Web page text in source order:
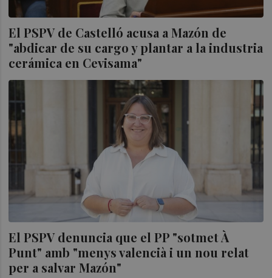
El PSPV de Castelló acusa a Mazón de
"abdicar de su cargo y plantar a la industria
cerámica en Cevisama"
El PSPV denuncia que el PP "sotmet À
Punt" amb "menys valencià i un nou relat
per a salvar Mazón"